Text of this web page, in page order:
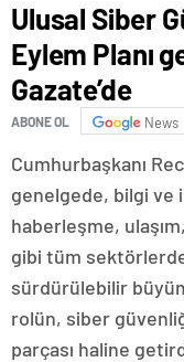
Ulusal Siber
Eylem Planı
Gazate’de
ABONE OL News
Cumhurbaşkanı
genelgede, bilgi
haberleşme,
gibi tüm sektörlerde
sürdürülebilir
rolün, siber
parçası haline